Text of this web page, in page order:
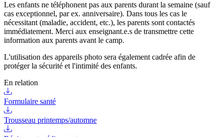
Les enfants ne téléphonent pas aux parents durant la semaine (sauf
cas exceptionnel, par ex. anniversaire). Dans tous les cas le
nécessitant (maladie, accident, etc.), les parents sont contactés
immédiatement. Merci aux enseignant.e.s de transmettre cette
information aux parents avant le camp.
L'utilisation des appareils photo sera également cadrée afin de
protéger la sécurité et l'intimité des enfants.
En relation
Formulaire santé
Trousseau printemps/automne